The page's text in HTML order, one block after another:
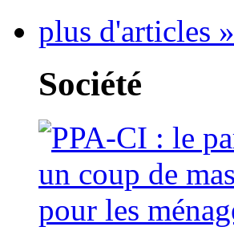
plus d'articles »
Société